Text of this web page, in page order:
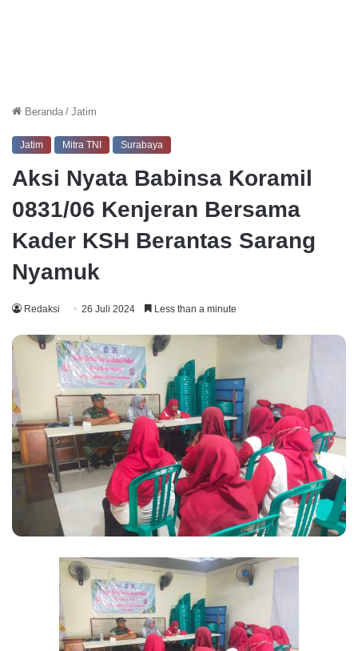
Beranda / Jatim
Jatim Mitra TNI Surabaya
Aksi Nyata Babinsa Koramil
0831/06 Kenjeran Bersama
Kader KSH Berantas Sarang
Nyamuk
Redaksi 26 Juli 2024 Less than a minute